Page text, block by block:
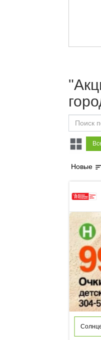
Новые